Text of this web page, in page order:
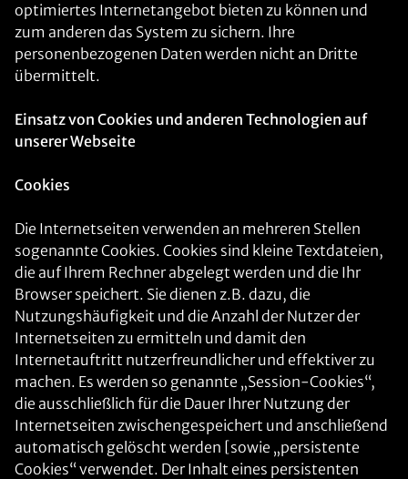
optimiertes Internetangebot bieten zu können und
zum anderen das System zu sichern. Ihre
personenbezogenen Daten werden nicht an Dritte
übermittelt.
Einsatz von Cookies und anderen Technologien auf
unserer Webseite
Cookies
Die Internetseiten verwenden an mehreren Stellen
sogenannte Cookies. Cookies sind kleine Textdateien,
die auf Ihrem Rechner abgelegt werden und die Ihr
Browser speichert. Sie dienen z.B. dazu, die
Nutzungshäufigkeit und die Anzahl der Nutzer der
Internetseiten zu ermitteln und damit den
Internetauftritt nutzerfreundlicher und effektiver zu
machen. Es werden so genannte „Session-Cookies“,
die ausschließlich für die Dauer Ihrer Nutzung der
Internetseiten zwischengespeichert und anschließend
automatisch gelöscht werden [sowie „persistente
Cookies“ verwendet. Der Inhalt eines persistenten